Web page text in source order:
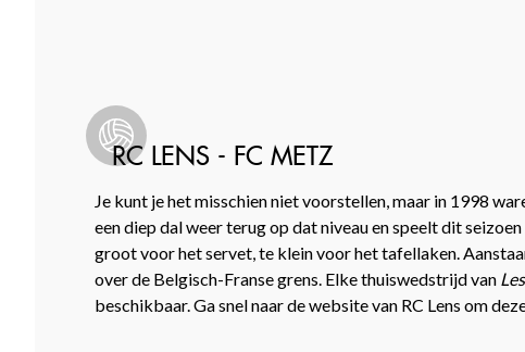
RC LENS - FC METZ
Je kunt je het misschien niet voorstellen, maar in 1998
een diep dal weer terug op dat niveau en speelt dit
groot voor het servet, te klein voor het tafellaken.
over de Belgisch-Franse grens. Elke thuiswedstrijd van
beschikbaar. Ga snel naar de website van RC Lens om